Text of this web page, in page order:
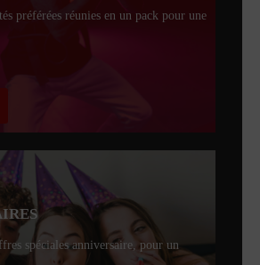
préférées réunies en un pack pour une
spéciales anniversaire, pour un